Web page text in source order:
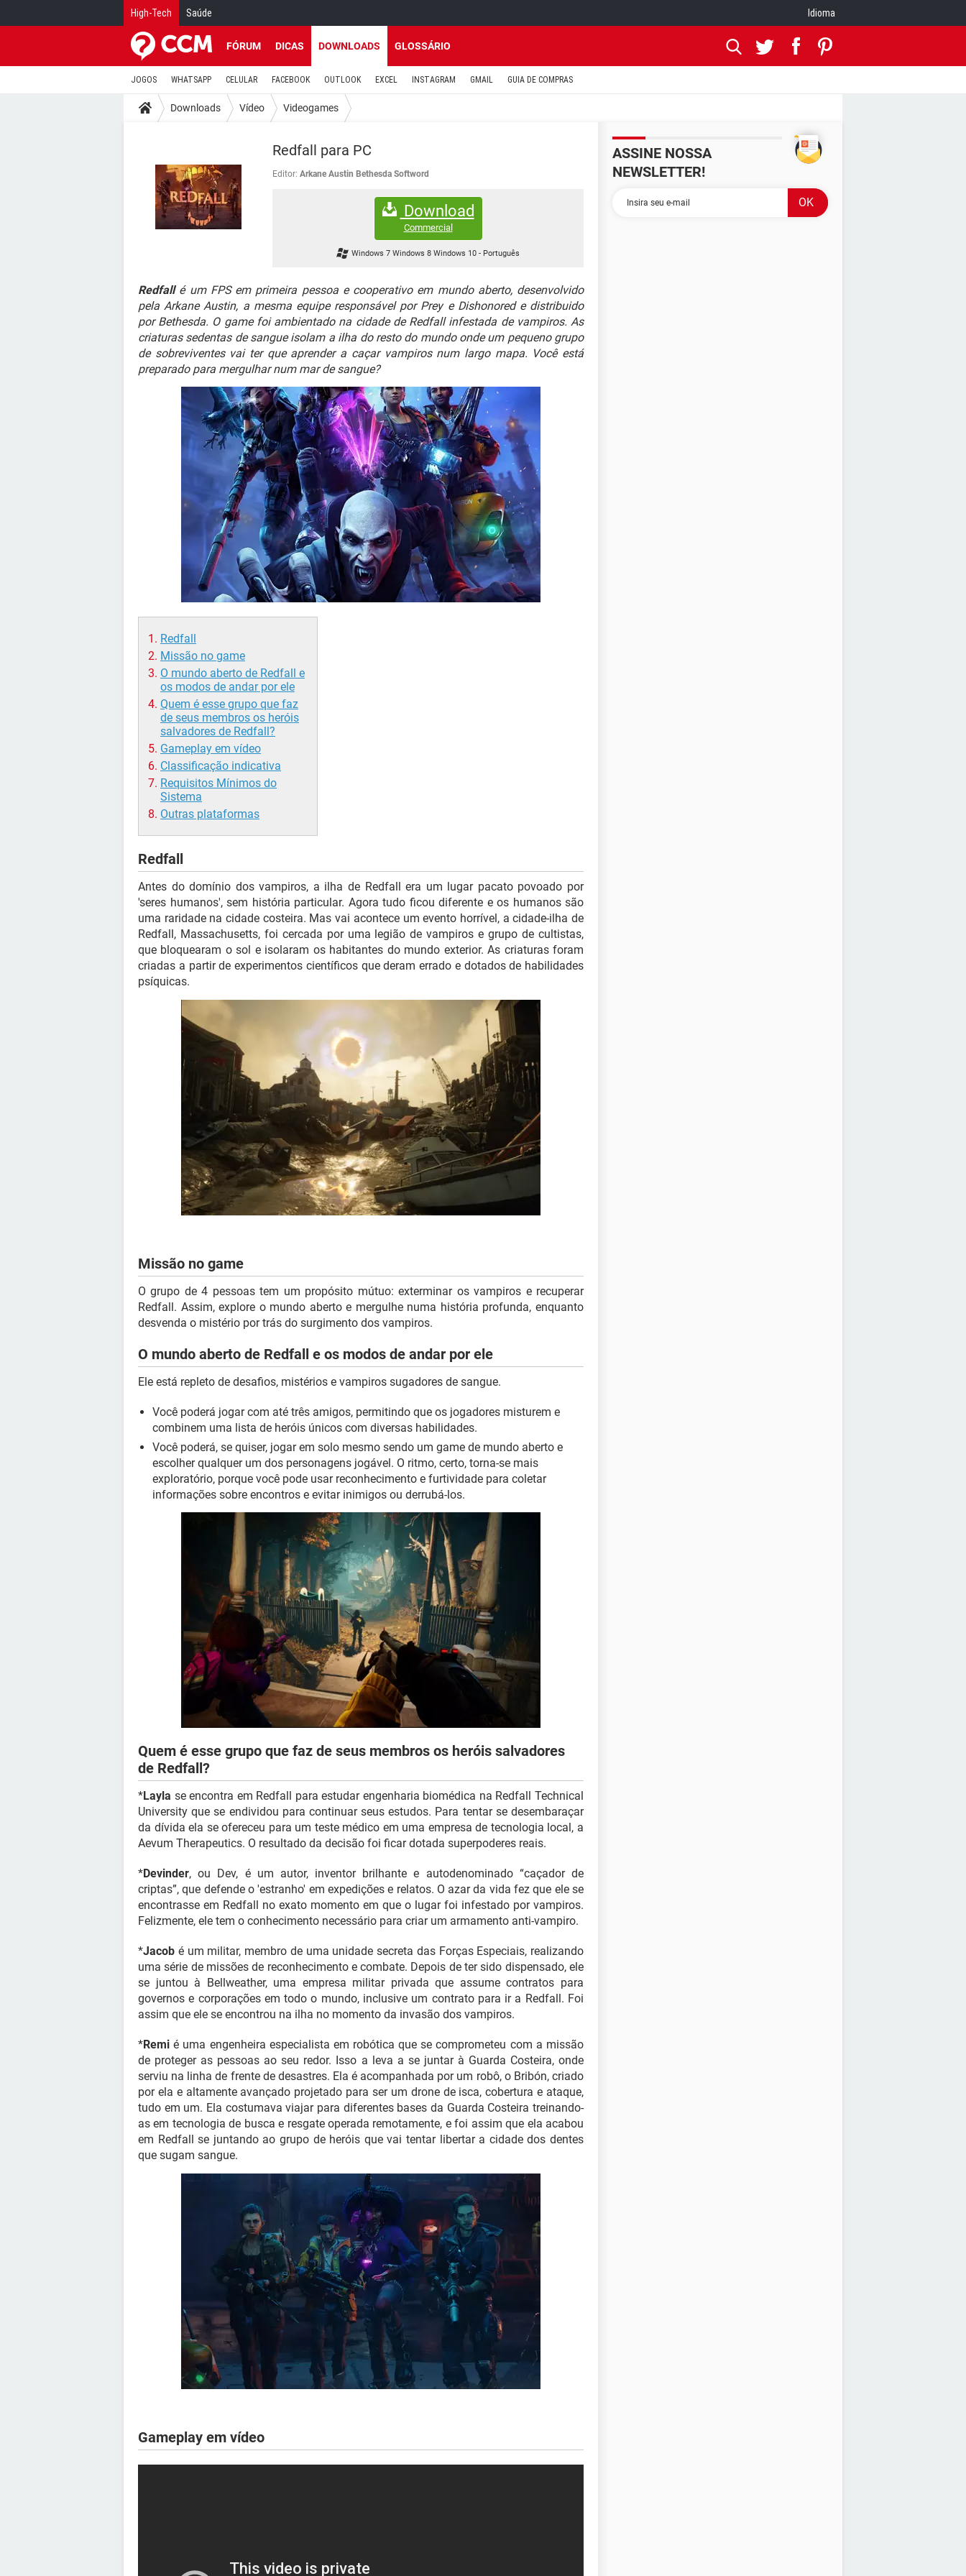
High-Tech Saúde Idioma
FÓRUM DICAS DOWNLOADS GLOSSÁRIO
JOGOS WHATSAPP CELULAR FACEBOOK OUTLOOK EXCEL INSTAGRAM GMAIL GUIA DE COMPRAS
Downloads Vídeo Videogames
Redfall para PC
Editor: Arkane Austin Bethesda Softword
Download
Commercial
Windows 7 Windows 8 Windows 10 - Português
Redfallé um FPS em primeira pessoa e cooperativo em mundo aberto, desenvolvido
pela Arkane Austin, a mesma equipe responsável por Prey e Dishonored e distribuido
por Bethesda. O game foi ambientado na cidade de Redfall infestada de vampiros. As
criaturas sedentas de sangue isolam a ilha do resto do mundo onde um pequeno grupo
de sobreviventes vai ter que aprender a caçar vampiros num largo mapa. Você está
preparado para mergulhar num mar de sangue?
Redfall
Missão no game
O mundo aberto de Redfall e
os modos de andar por ele
Quem é esse grupo que faz
de seus membros os heróis
salvadores de Redfall?
Gameplay em vídeo
Classificação indicativa
Requisitos Mínimos do
Sistema
Outras plataformas
Redfall
Antes do domínio dos vampiros, a ilha de Redfall era um lugar pacato povoado por
'seres humanos', sem história particular. Agora tudo ficou diferente e os humanos são
uma raridade na cidade costeira. Mas vai acontece um evento horrível, a cidade-ilha de
Redfall, Massachusetts, foi cercada por uma legião de vampiros e grupo de cultistas,
que bloquearam o sol e isolaram os habitantes do mundo exterior. As criaturas foram
criadas a partir de experimentos científicos que deram errado e dotados de habilidades
psíquicas.
Missão no game
O grupo de 4 pessoas tem um propósito mútuo: exterminar os vampiros e recuperar
Redfall. Assim, explore o mundo aberto e mergulhe numa história profunda, enquanto
desvenda o mistério por trás do surgimento dos vampiros.
O mundo aberto de Redfall e os modos de andar por ele
Ele está repleto de desafios, mistérios e vampiros sugadores de sangue.
Você poderá jogar com até três amigos, permitindo que os jogadores misturem e
combinem uma lista de heróis únicos com diversas habilidades.
Você poderá, se quiser, jogar em solo mesmo sendo um game de mundo aberto e
escolher qualquer um dos personagens jogável. O ritmo, certo, torna-se mais
exploratório, porque você pode usar reconhecimento e furtividade para coletar
informações sobre encontros e evitar inimigos ou derrubá-los.
Quem é esse grupo que faz de seus membros os heróis salvadores
de Redfall?
*Layla se encontra em Redfall para estudar engenharia biomédica na Redfall Technical
University que se endividou para continuar seus estudos. Para tentar se desembaraçar
da dívida ela se ofereceu para um teste médico em uma empresa de tecnologia local, a
Aevum Therapeutics. O resultado da decisão foi ficar dotada superpoderes reais.
*Devinder, ou Dev, é um autor, inventor brilhante e autodenominado “caçador de
criptas”, que defende o 'estranho' em expedições e relatos. O azar da vida fez que ele se
encontrasse em Redfall no exato momento em que o lugar foi infestado por vampiros.
Felizmente, ele tem o conhecimento necessário para criar um armamento anti-vampiro.
*Jacob é um militar, membro de uma unidade secreta das Forças Especiais, realizando
uma série de missões de reconhecimento e combate. Depois de ter sido dispensado, ele
se juntou à Bellweather, uma empresa militar privada que assume contratos para
governos e corporações em todo o mundo, inclusive um contrato para ir a Redfall. Foi
assim que ele se encontrou na ilha no momento da invasão dos vampiros.
*Remi é uma engenheira especialista em robótica que se comprometeu com a missão
de proteger as pessoas ao seu redor. Isso a leva a se juntar à Guarda Costeira, onde
serviu na linha de frente de desastres. Ela é acompanhada por um robô, o Bribón, criado
por ela e altamente avançado projetado para ser um drone de isca, cobertura e ataque,
tudo em um. Ela costumava viajar para diferentes bases da Guarda Costeira treinando-
as em tecnologia de busca e resgate operada remotamente, e foi assim que ela acabou
em Redfall se juntando ao grupo de heróis que vai tentar libertar a cidade dos dentes
que sugam sangue.
Gameplay em vídeo
ASSINE NOSSA
NEWSLETTER!